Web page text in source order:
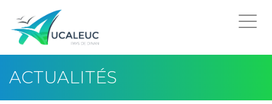
ACTUALITÉS